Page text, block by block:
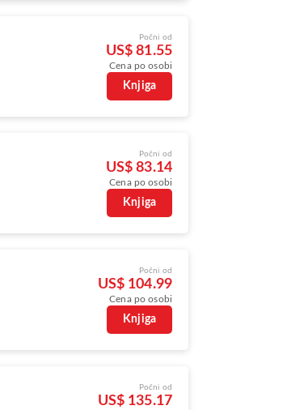
Počni od
US$ 81.55
Cena po osobi
Knjiga
Počni od
US$ 83.14
Cena po osobi
Knjiga
Počni od
US$ 104.99
Cena po osobi
Knjiga
Počni od
US$ 135.17